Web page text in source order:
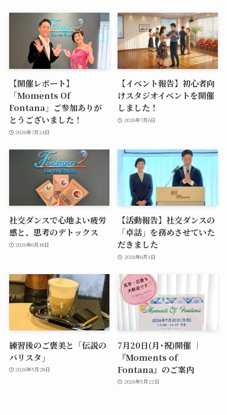
【開催レポート】
「Moments Of
Fontana」ご参加ありが
とうございました！
2026年7月24日
【イベント報告】初心者向
けスタジオイベントを開催
しました！
2026年7月6日
社交ダンスで心地よい疲労
感と、思考のデトックス
2026年6月18日
【活動報告】社交ダンスの
「卓話」を務めさせていた
だきました
2026年6月1日
練習後のご褒美と「伝説の
バリスタ」
2026年5月28日
7月20日(月･祝)開催 ｜
『Moments of
Fontana』のご案内
2026年5月22日